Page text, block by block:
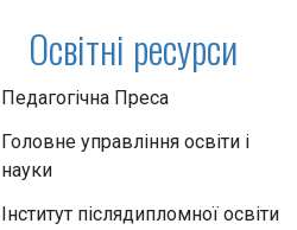
Освітні ресурси
Педагогічна Преса
Головне управління освіти і
науки
Інститут післядипломної освіти